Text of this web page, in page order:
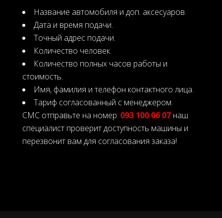
Название автомобиля и доп. аксесуаров.
Дата и время подачи.
Точный адрес подачи.
Количество человек.
Количество полных часов работы и
стоимость.
Имя, фамилия и телефон контактного лица.
Тариф согласованный с менеджером.
СМС отправьте на номер: 093 100 06 07 наш
специалист проверит доступность машины и
перезвонит вам для согласования заказа!